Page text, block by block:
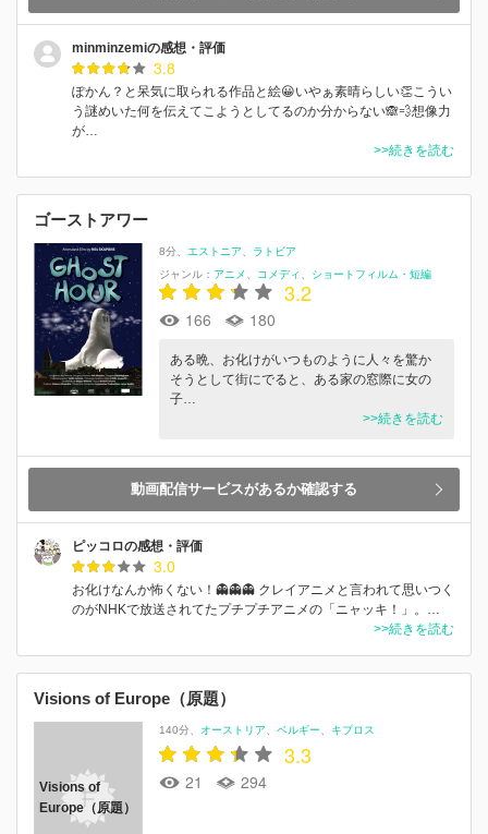
minminzemiの感想・評価
3.8
ぽかん？と呆気に取られる作品と絵😀いやぁ素晴らしい👏こうい
う謎めいた何を伝えてこようとしてるのか分からない🙈💨想像力
が…
>>続きを読む
ゴーストアワー
8分 エストニア
ラトビア
ジャンル： アニメ コメディ ショートフィルム・短編
3.2
166 180
ある晩、お化けがいつものように人々を驚か
そうとして街にでると、ある家の窓際に女の
子…
>>続きを読む
動画配信サービスがあるか確認する
ピッコロの感想・評価
3.0
お化けなんか怖くない！👻👻👻 クレイアニメと言われて思いつく
のがNHKで放送されてたプチプチアニメの「ニャッキ！」。…
>>続きを読む
Visions of Europe（原題）
Visions of
Europe（原題）
140分 オーストリア ベルギー キプロス
3.3
21 294